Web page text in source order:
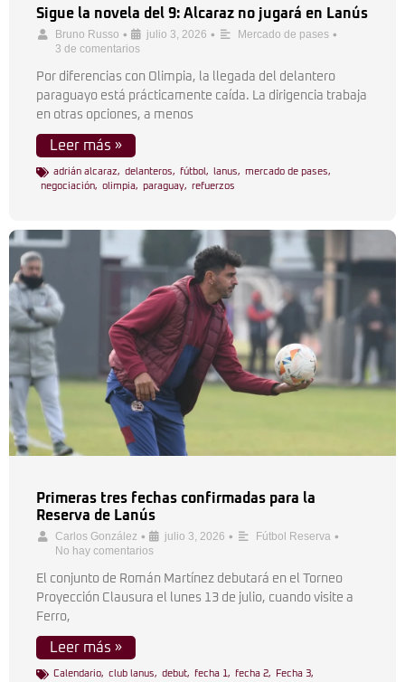
Sigue la novela del 9: Alcaraz no jugará en Lanús
Bruno Russo • julio 3, 2026 • Mercado de pases •
3 de comentarios
Por diferencias con Olimpia, la llegada del delantero
paraguayo está prácticamente caída. La dirigencia trabaja
en otras opciones, a menos
Leer más »
adrián alcaraz, delanteros, fútbol , lanus, mercado de pases,
negociación, olimpia, paraguay, refuerzos
Primeras tres fechas confirmadas para la
Reserva de Lanús
Carlos González • julio 3, 2026 • Fútbol Reserva •
No hay comentarios
El conjunto de Román Martínez debutará en el Torneo
Proyección Clausura el lunes 13 de julio, cuando visite a
Ferro,
Leer más »
Calendario, club lanus, debut, fecha 1 , fecha 2, Fecha 3,